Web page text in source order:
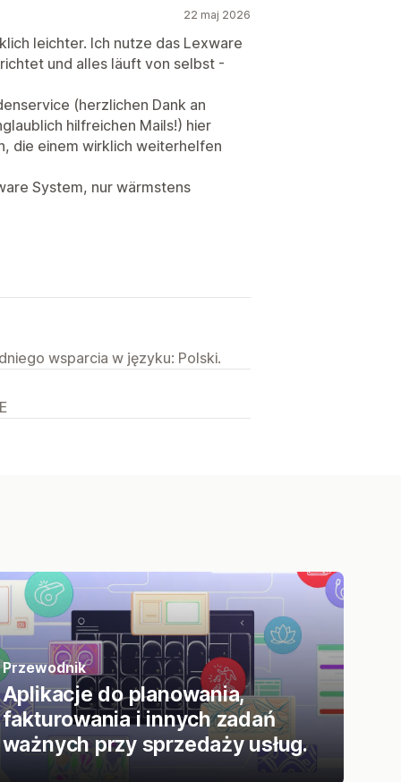
22 maj 2026
leichter. Ich nutze das Lexware
und alles läuft von selbst -
(herzlichen Dank an
hilfreichen Mails!) hier
die einem wirklich weiterhelfen
System, nur wärmstens
wsparcia w języku: Polski.
Przewodnik
Aplikacje do planowania,
fakturowania i innych zadań
ważnych przy sprzedaży usług.